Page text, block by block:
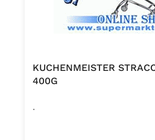
KUCHENMEISTER
400G
.